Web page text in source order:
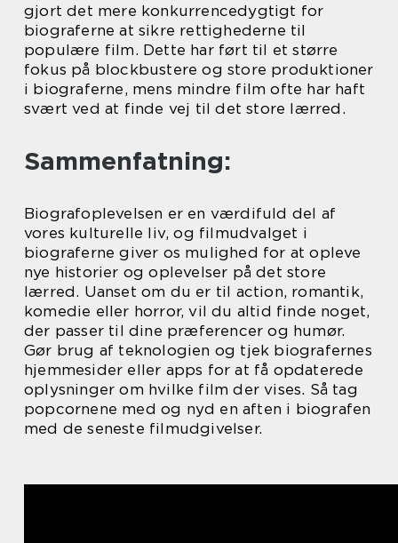
gjort det mere konkurrencedygtigt for
biograferne at sikre rettighederne til
populære film. Dette har ført til et større
fokus på blockbustere og store produktioner
i biograferne, mens mindre film ofte har haft
svært ved at finde vej til det store lærred.
Sammenfatning:
Biografoplevelsen er en værdifuld del af
vores kulturelle liv, og filmudvalget i
biograferne giver os mulighed for at opleve
nye historier og oplevelser på det store
lærred. Uanset om du er til action, romantik,
komedie eller horror, vil du altid finde noget,
der passer til dine præferencer og humør.
Gør brug af teknologien og tjek biografernes
hjemmesider eller apps for at få opdaterede
oplysninger om hvilke film der vises. Så tag
popcornene med og nyd en aften i biografen
med de seneste filmudgivelser.